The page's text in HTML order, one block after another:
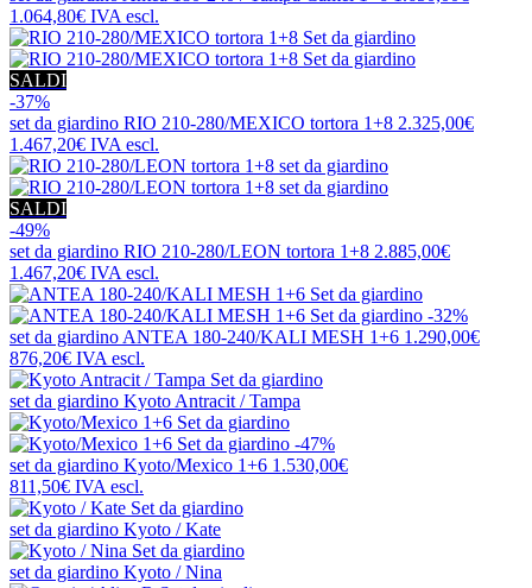
1.064,80€ IVA escl.
SALDI
-37%
set da giardino RIO 210-280/MEXICO tortora 1+8 2.325,00€
1.467,20€ IVA escl.
SALDI
-49%
set da giardino RIO 210-280/LEON tortora 1+8 2.885,00€
1.467,20€ IVA escl.
-32%
set da giardino ANTEA 180-240/KALI MESH 1+6 1.290,00€
876,20€ IVA escl.
set da giardino Kyoto Antracit / Tampa
-47%
set da giardino Kyoto/Mexico 1+6 1.530,00€
811,50€ IVA escl.
set da giardino Kyoto / Kate
set da giardino Kyoto / Nina